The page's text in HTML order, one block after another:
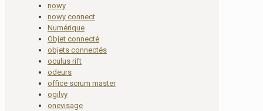
nowy
nowy connect
Numérique
Objet connecté
objets connectés
oculus rift
odeurs
office scrum master
ogilvy
onevisage